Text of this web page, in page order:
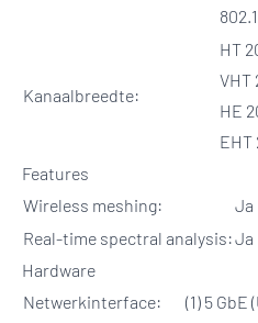
Kanaalbreedte:
HT
VHT
HE
Features
Wireless meshing:
Ja
Real-time spectral analysis:Ja
Hardware
Netwerkinterface:
(1) 5 GbE